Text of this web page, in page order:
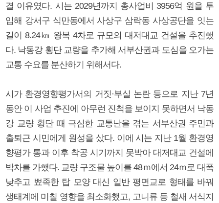
결 이유였다. 시는 2029년까지 총사업비 3956억 원을 투
입해 강서구 식만동에서 사상구 삼락동 사상공단을 잇는
길이 8.24㎞ 왕복 4차로 규모의 대저대교 건설을 추진했
다. 낙동강 횡단 교량을 추가해 서부산권과 도심을 오가는
교통 수요를 분산하기 위해서다.
시가 환경영향평가서의 거짓·부실 논란 등으로 지난 7년
동안 이 사업 추진에 아무런 진척을 보이지 못하면서 낙동
강 교량 횡단 때 극심한 교통난을 겪는 서부산권 주민과
출퇴근 시민에게 원성을 샀다. 이에 시는 지난 1월 환경영
향평가 통과 이후 착공 시기까지 못박아 대저대교 건설에
박차를 가했다. 교량 구조물 높이를 48ｍ에서 24ｍ로 대폭
낮추고 뾰족한 탑 모양 대신 일반 평면교로 형태를 바꿔
생태계에 미칠 영향을 최소화했고, 고니류 등 철새 서식지